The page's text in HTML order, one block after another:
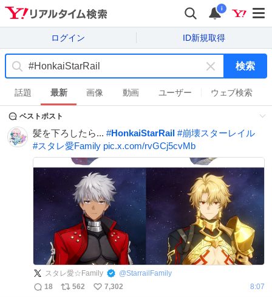
i
ログイン ID新規取得
キ
ー
ワ
ド
消
す
検索
話題 最新 画像 動画 ユーザー ウェブ検索
ベストポスト
髪を下ろしたら... #HonkaiStarRail #崩壊スターレイル
#スタレ愛Family pic.x.com/rvGCj5cvMb
スタレ愛☆Family @StarrailFamily
18
562 7,302 8:07